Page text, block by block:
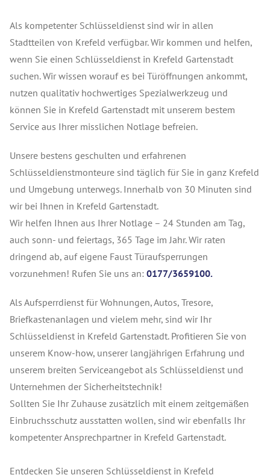
Als kompetenter Schlüsseldienst sind wir in allen
Stadtteilen von Krefeld verfügbar. Wir kommen und helfen,
wenn Sie einen Schlüsseldienst in Krefeld Gartenstadt
suchen. Wir wissen worauf es bei Türöffnungen ankommt,
nutzen qualitativ hochwertiges Spezialwerkzeug und
können Sie in Krefeld Gartenstadt mit unserem bestem
Service aus Ihrer misslichen Notlage befreien.
Unsere bestens geschulten und erfahrenen
Schlüsseldienstmonteure sind täglich für Sie in ganz Krefeld
und Umgebung unterwegs. Innerhalb von 30 Minuten sind
wir bei Ihnen in Krefeld Gartenstadt.
Wir helfen Ihnen aus Ihrer Notlage – 24 Stunden am Tag,
auch sonn- und feiertags, 365 Tage im Jahr. Wir raten
dringend ab, auf eigene Faust Türaufsperrungen
vorzunehmen! Rufen Sie uns an: 0177/3659100.
Als Aufsperrdienst für Wohnungen, Autos, Tresore,
Briefkastenanlagen und vielem mehr, sind wir Ihr
Schlüsseldienst in Krefeld Gartenstadt. Profitieren Sie von
unserem Know-how, unserer langjährigen Erfahrung und
unserem breiten Serviceangebot als Schlüsseldienst und
Unternehmen der Sicherheitstechnik!
Sollten Sie Ihr Zuhause zusätzlich mit einem zeitgemäßen
Einbruchsschutz ausstatten wollen, sind wir ebenfalls Ihr
kompetenter Ansprechpartner in Krefeld Gartenstadt.
Entdecken Sie unseren Schlüsseldienst in Krefeld